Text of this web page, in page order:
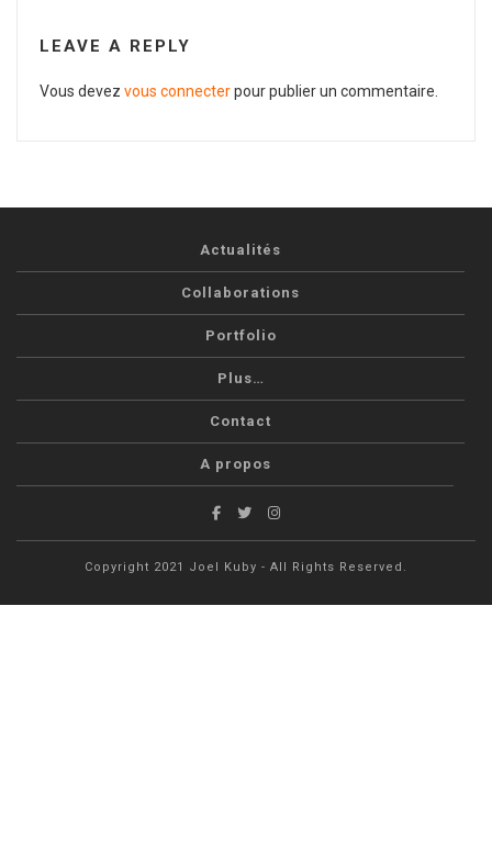
LEAVE A REPLY
Vous devez vous connecterpour publier un commentaire.
Actualités
Collaborations
Portfolio
Plus…
Contact
A propos
Copyright 2021 Joel Kuby - All Rights Reserved.